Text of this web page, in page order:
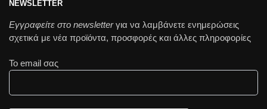
NEWSLETTER
Εγγραφείτε στο newsletterγια να λαμβάνετε ενημερώσεις
σχετικά με νέα προϊόντα, προσφορές και άλλες πληροφορίες
Το email σας